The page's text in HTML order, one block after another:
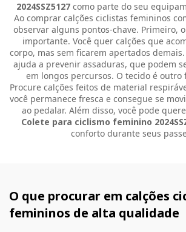
2024SSZ5127 como parte do seu
Ao comprar calções ciclistas femininos
observar alguns pontos-chave. Primeiro,
importante. Você quer calções que
corpo, mas sem ficarem apertados
ajuda a prevenir assaduras, que podem
em longos percursos. O tecido é outro
Procure calções feitos de material
você permanece fresca e consegue se
ao pedalar. Além disso, você pode
Colete para ciclismo feminino
conforto durante seus
O que procurar em calções
femininos de alta qualidade